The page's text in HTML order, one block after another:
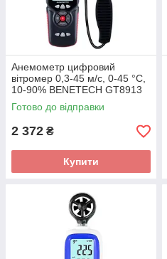
Анемометр цифровий
вітромер 0,3-45 м/с, 0-45 °C,
10-90% BENETECH GT8913
Готово до відправки
2 372 ₴
Купити